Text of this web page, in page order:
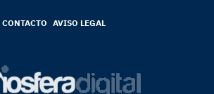
CONTACTO AVISO LEGAL